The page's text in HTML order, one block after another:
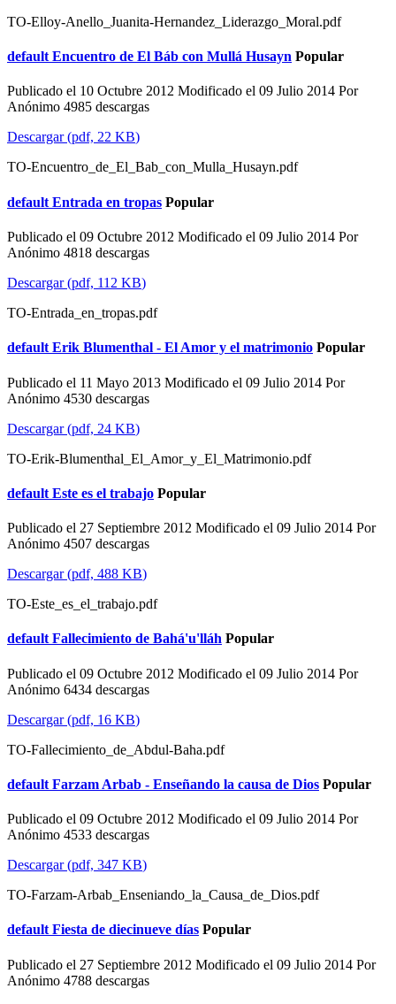
TO-Elloy-Anello_Juanita-Hernandez_Liderazgo_Moral.pdf
default Encuentro de El Báb con Mullá Husayn Popular
Publicado el 10 Octubre 2012 Modificado el 09 Julio 2014 Por
Anónimo 4985 descargas
Descargar(pdf, 22 KB)
TO-Encuentro_de_El_Bab_con_Mulla_Husayn.pdf
default Entrada en tropas Popular
Publicado el 09 Octubre 2012 Modificado el 09 Julio 2014 Por
Anónimo 4818 descargas
Descargar(pdf, 112 KB)
TO-Entrada_en_tropas.pdf
default Erik Blumenthal - El Amor y el matrimonio Popular
Publicado el 11 Mayo 2013 Modificado el 09 Julio 2014 Por
Anónimo 4530 descargas
Descargar(pdf, 24 KB)
TO-Erik-Blumenthal_El_Amor_y_El_Matrimonio.pdf
default Este es el trabajo Popular
Publicado el 27 Septiembre 2012 Modificado el 09 Julio 2014 Por
Anónimo 4507 descargas
Descargar(pdf, 488 KB)
TO-Este_es_el_trabajo.pdf
default Fallecimiento de Bahá'u'lláh Popular
Publicado el 09 Octubre 2012 Modificado el 09 Julio 2014 Por
Anónimo 6434 descargas
Descargar(pdf, 16 KB)
TO-Fallecimiento_de_Abdul-Baha.pdf
default Farzam Arbab - Enseñando la causa de Dios Popular
Publicado el 09 Octubre 2012 Modificado el 09 Julio 2014 Por
Anónimo 4533 descargas
Descargar(pdf, 347 KB)
TO-Farzam-Arbab_Enseniando_la_Causa_de_Dios.pdf
default Fiesta de diecinueve días Popular
Publicado el 27 Septiembre 2012 Modificado el 09 Julio 2014 Por
Anónimo 4788 descargas